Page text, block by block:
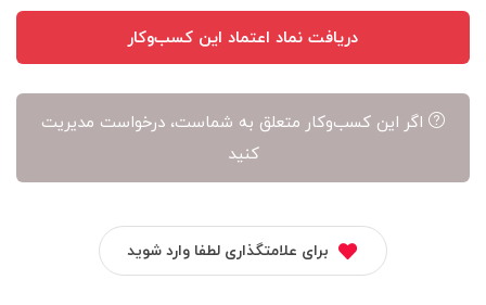
دریافت نماد اعتماد این کسب‌وکار
اگر این کسب‌وکار متعلق به شماست، درخواست مدیریت
کنید
برای علامتگذاری لطفا وارد شوید